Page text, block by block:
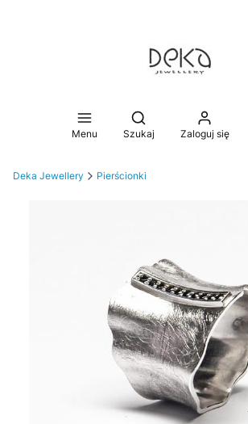
Menu
Otwórz wyszukiwarkę
Szukaj Zaloguj się
Deka Jewellery Pierścionki